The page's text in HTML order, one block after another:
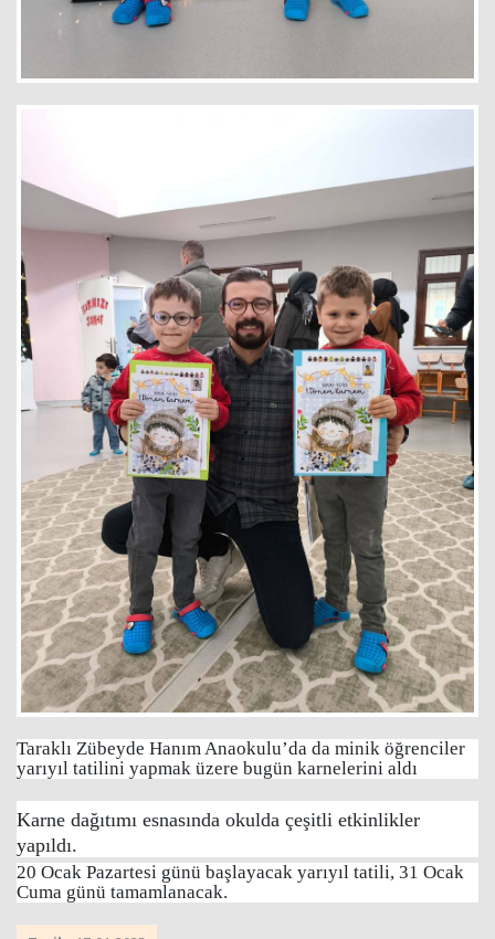
Taraklı Zübeyde Hanım Anaokulu’da da minik öğrenciler
yarıyıl tatilini yapmak üzere bugün karnelerini aldı
Karne dağıtımı esnasında okulda çeşitli etkinlikler
yapıldı.
20 Ocak Pazartesi günü başlayacak yarıyıl tatili, 31 Ocak
Cuma günü tamamlanacak.